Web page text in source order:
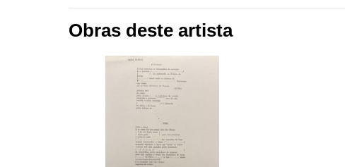
Obras deste artista